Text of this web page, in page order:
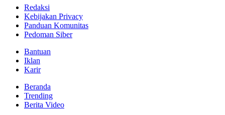
Redaksi
Kebijakan Privacy
Panduan Komunitas
Pedoman Siber
Bantuan
Iklan
Karir
Beranda
Trending
Berita Video